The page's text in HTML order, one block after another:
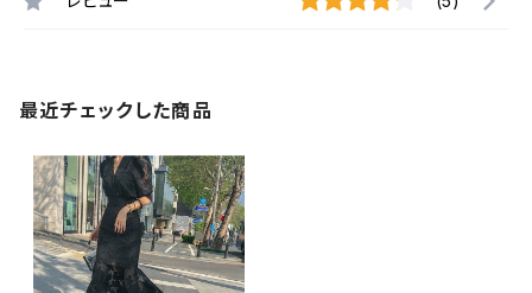
最近チェックした商品